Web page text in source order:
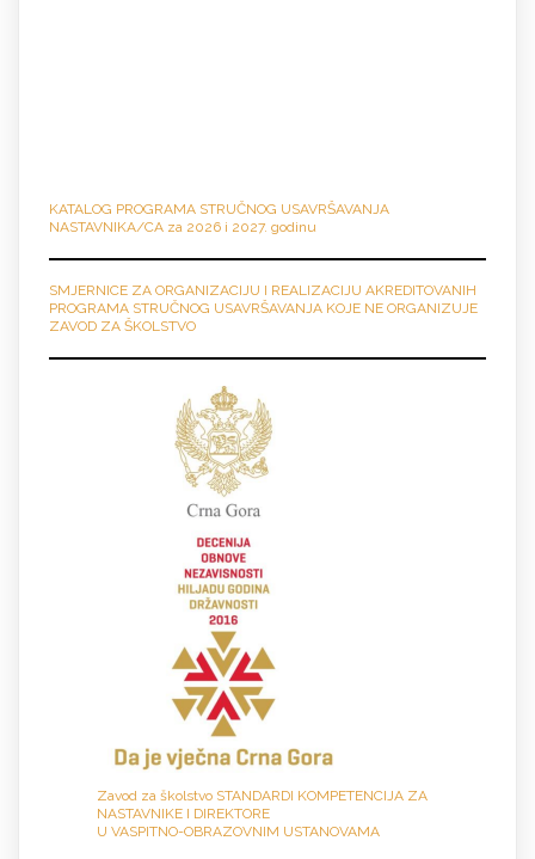
KATALOG PROGRAMA STRUČNOG USAVRŠAVANJA
NASTAVNIKA/CA za 2026 i 2027. godinu
SMJERNICE ZA ORGANIZACIJU I REALIZACIJU AKREDITOVANIH
PROGRAMA STRUČNOG USAVRŠAVANJA KOJE NE ORGANIZUJE
ZAVOD ZA ŠKOLSTVO
Zavod za školstvo STANDARDI KOMPETENCIJA ZA
NASTAVNIKE I DIREKTORE
U VASPITNO-OBRAZOVNIM USTANOVAMA